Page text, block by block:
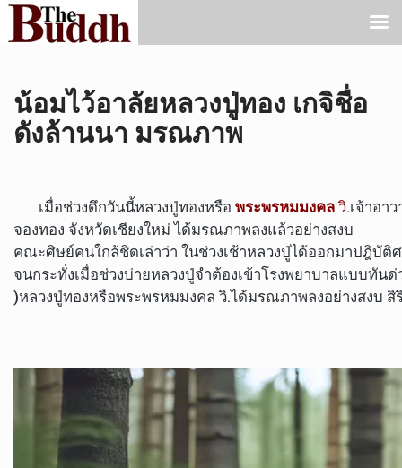
น้อมไว้อาลัยหลวงปู่ทอง เกจิชื่อ
ดังล้านนา มรณภาพ
เมื่อช่วงดึกวันนี้หลวงปู่ทองหรือ พระพรหมมงคล วิ.เจ้าอา
จองทอง จังหวัดเชียงใหม่ ได้มรณภาพลงแล้วอย่างสงบ
คณะศิษย์คนใกล้ชิดเล่าว่า ในช่วงเช้าหลวงปู่ได้ออกมาปฎิบัติ
จนกระทั่งเมื่อช่วงบ่ายหลวงปู่จำต้องเข้าโรงพยาบาลแบบทัน
)หลวงปู่ทองหรือพระพรหมมงคล วิ.ได้มรณภาพลงอย่างสงบ สิ